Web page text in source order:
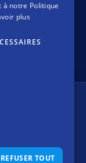
à notre Politique
plus
REFUSER TOUT